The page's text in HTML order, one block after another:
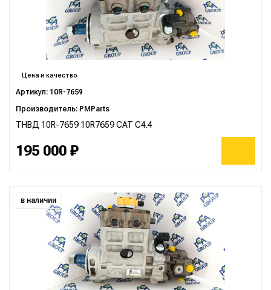
Цена и качество
Артикул: 10R-7659
Производитель: PMParts
ТНВД 10R-7659 10R7659 CAT C4.4
195 000 ₽
в наличии